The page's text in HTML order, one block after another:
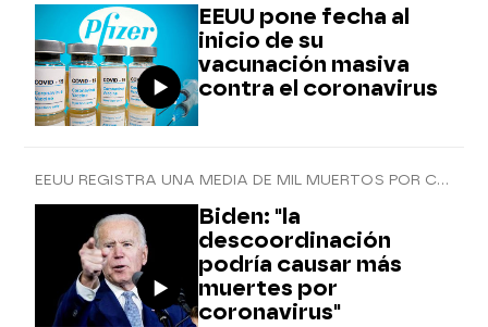
EEUU pone fecha al
inicio de su
vacunación masiva
contra el coronavirus
EEUU REGISTRA UNA MEDIA DE MIL MUERTOS POR CORONAVIRUS CADA DÍA
Biden: "la
descoordinación
podría causar más
muertes por
coronavirus"